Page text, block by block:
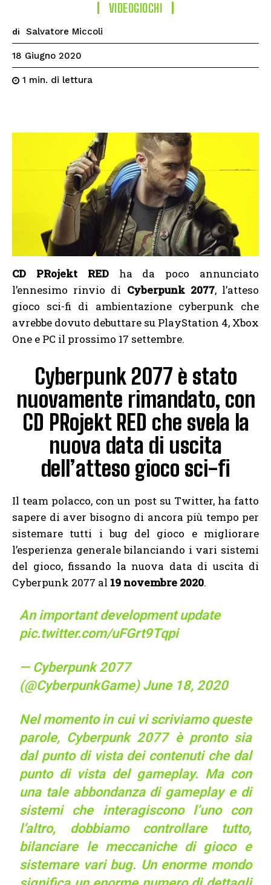
VIDEOGIOCHI
di Salvatore Miccoli
18 Giugno 2020
1 min. di lettura
CD PRojekt REDha da poco annunciato
l’ennesimo rinvio di Cyberpunk 2077, l’atteso
gioco sci-fi di ambientazione cyberpunk che
avrebbe dovuto debuttare su PlayStation 4, Xbox
One e PC il prossimo 17 settembre.
Cyberpunk 2077 è stato
nuovamente rimandato, con
CD PRojekt RED che svela la
nuova data di uscita
dell’atteso gioco sci-fi
Il team polacco, con un post su Twitter, ha fatto
sapere di aver bisogno di ancora più tempo per
sistemare tutti i bug del gioco e migliorare
l’esperienza generale bilanciando i vari sistemi
del gioco, fissando la nuova data di uscita di
Cyberpunk 2077 al 19 novembre 2020.
An important development update
pic.twitter.com/uFGrt9Tqpi
— Cyberpunk 2077
(@CyberpunkGame) June 18, 2020
Nel momento in cui vi scriviamo queste
parole, Cyberpunk 2077 è pronto sia
dal punto di vista dei contenuti che dal
punto di vista del gameplay. Ma con
una tale abbondanza di gameplay e di
sistemi che interagiscono l’uno con
l’altro, dobbiamo controllare tutto,
bilanciare le meccaniche di gioco e
sistemare vari bug. Un enorme mondo